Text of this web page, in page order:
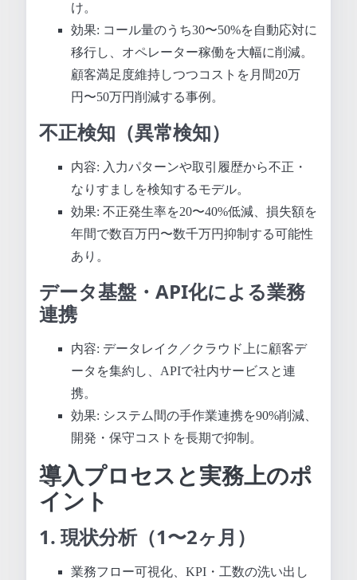
け。
効果: コール量のうち30〜50%を自動応対に
移行し、オペレーター稼働を大幅に削減。
顧客満足度維持しつつコストを月間20万
円〜50万円削減する事例。
不正検知（異常検知）
内容: 入力パターンや取引履歴から不正・
なりすましを検知するモデル。
効果: 不正発生率を20〜40%低減、損失額を
年間で数百万円〜数千万円抑制する可能性
あり。
データ基盤・API化による業務
連携
内容: データレイク／クラウド上に顧客デ
ータを集約し、APIで社内サービスと連
携。
効果: システム間の手作業連携を90%削減、
開発・保守コストを長期で抑制。
導入プロセスと実務上のポ
イント
1. 現状分析（1〜2ヶ月）
業務フロー可視化、KPI・工数の洗い出し